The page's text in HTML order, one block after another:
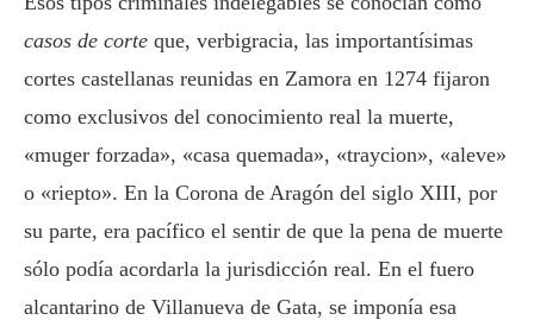
casos de corte que, verbigracia, las importantísimas
cortes castellanas reunidas en Zamora en 1274 fijaron
como exclusivos del conocimiento real la muerte,
«muger forzada», «casa quemada», «traycion», «aleve»
o «riepto». En la Corona de Aragón del siglo XIII, por
su parte, era pacífico el sentir de que la pena de muerte
sólo podía acordarla la jurisdicción real. En el fuero
alcantarino de Villanueva de Gata, se imponía esa